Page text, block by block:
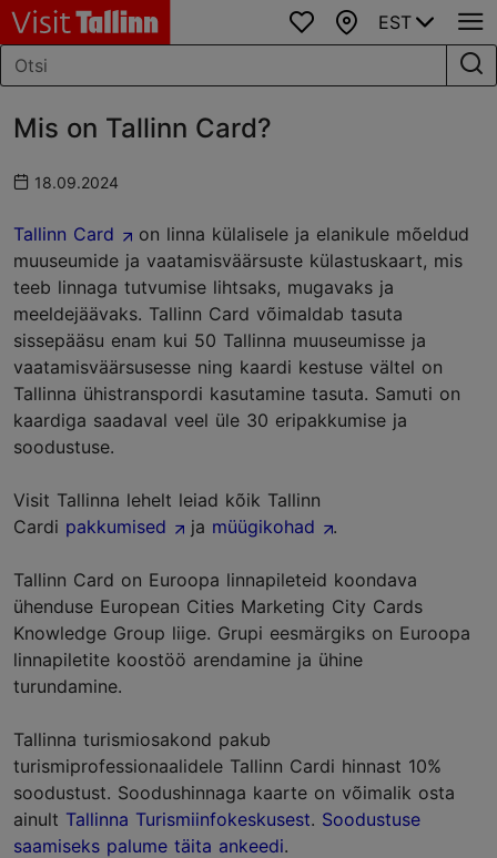
Lemmikud
Kaart
EST
Mis on Tallinn Card?
18.09.2024
Tallinn Card
on linna külalisele ja elanikule mõeldud
muuseumide ja vaatamisväärsuste külastuskaart, mis
teeb linnaga tutvumise lihtsaks, mugavaks ja
meeldejäävaks. Tallinn Card võimaldab tasuta
sissepääsu enam kui 50 Tallinna muuseumisse ja
vaatamisväärsusesse ning kaardi kestuse vältel on
Tallinna ühistranspordi kasutamine tasuta. Samuti on
kaardiga saadaval veel üle 30 eripakkumise ja
soodustuse.
Visit Tallinna lehelt leiad kõik Tallinn
Cardi pakkumised ja müügikohad .
Tallinn Card on Euroopa linnapileteid koondava
ühenduse European Cities Marketing City Cards
Knowledge Group liige. Grupi eesmärgiks on Euroopa
linnapiletite koostöö arendamine ja ühine
turundamine.
Tallinna turismiosakond pakub
turismiprofessionaalidele Tallinn Cardi hinnast 10%
soodustust. Soodushinnaga kaarte on võimalik osta
ainult Tallinna Turismiinfokeskusest. Soodustuse
saamiseks palume täita ankeedi.